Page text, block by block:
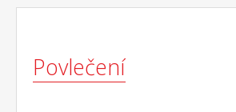
Povlečení